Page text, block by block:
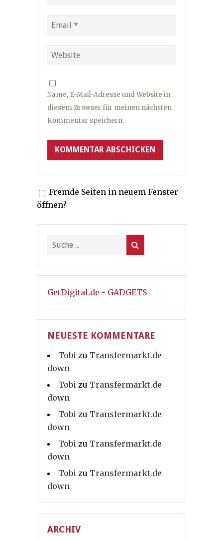
Name, E-Mail-Adresse und Website in
diesem Browser für meinen nächsten
Kommentar speichern.
Fremde Seiten in neuem Fenster
öffnen?
GetDigital.de - GADGETS
NEUESTE KOMMENTARE
Tobi zu Transfermarkt.de
down
Tobi zu Transfermarkt.de
down
Tobi zu Transfermarkt.de
down
Tobi zu Transfermarkt.de
down
Tobi zu Transfermarkt.de
down
ARCHIV